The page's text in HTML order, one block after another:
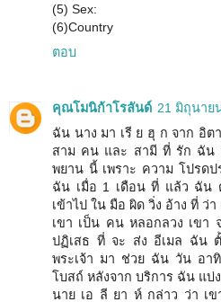
(5) Sex:
(6)Country
ตอบ
คุณโมนิก้าโรลันด์ 21 มิถุนาย
ฉัน นาง มา เรี ย ฮุ ก จาก อิต
สาม คน และ สามี ที่ รัก ฉัน
พยาน นี้ เพราะ ความ โปรด
ฉัน เมื่อ 1 เดือน ที่ แล้ว ฉัน
เข้าไป ใน มือ ผิด วิ่ง อ้าง ที่ ว่
เขา เป็น คน หลอกลวง เขา
ปฏิเสธ ที่ จะ ส่ง อีเมล ฉัน
พระเจ้า มา ช่วย ฉัน วัน อ
โบสถ์ หลังจาก บริการ ฉัน แ
นาย เอ ลี ยา ห์ กล่าว ว่า เข